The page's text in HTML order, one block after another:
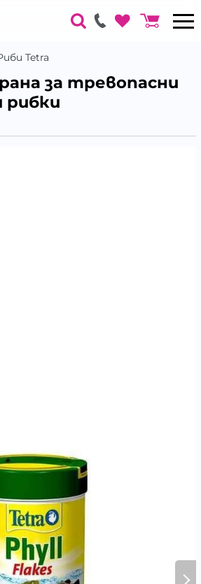
Tetra
за тревопасни
рибки